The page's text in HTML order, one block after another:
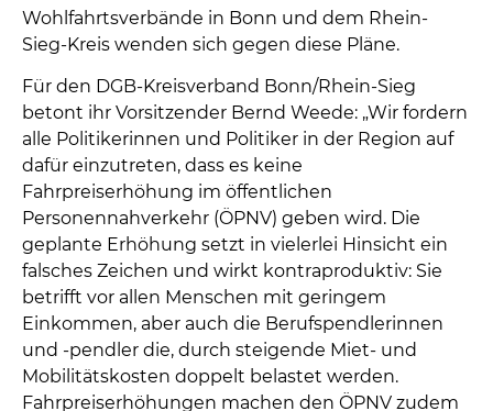
Wohlfahrtsverbände in Bonn und dem Rhein-
Sieg-Kreis wenden sich gegen diese Pläne.
Für den DGB-Kreisverband Bonn/Rhein-Sieg
betont ihr Vorsitzender Bernd Weede: „Wir fordern
alle Politikerinnen und Politiker in der Region auf
dafür einzutreten, dass es keine
Fahrpreiserhöhung im öffentlichen
Personennahverkehr (ÖPNV) geben wird. Die
geplante Erhöhung setzt in vielerlei Hinsicht ein
falsches Zeichen und wirkt kontraproduktiv: Sie
betrifft vor allen Menschen mit geringem
Einkommen, aber auch die Berufspendlerinnen
und -pendler die, durch steigende Miet- und
Mobilitätskosten doppelt belastet werden.
Fahrpreiserhöhungen machen den ÖPNV zudem